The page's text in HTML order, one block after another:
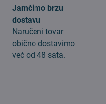
Jamčimo brzu
dostavu
Naručeni tovar
obično dostavimo
već od 48 sata.